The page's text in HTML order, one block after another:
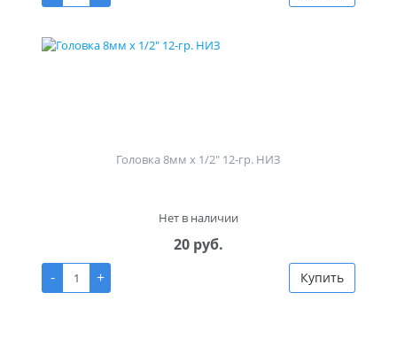
Головка 8мм х 1/2" 12-гр. НИЗ
Нет в наличии
20 руб.
-
+ Купить